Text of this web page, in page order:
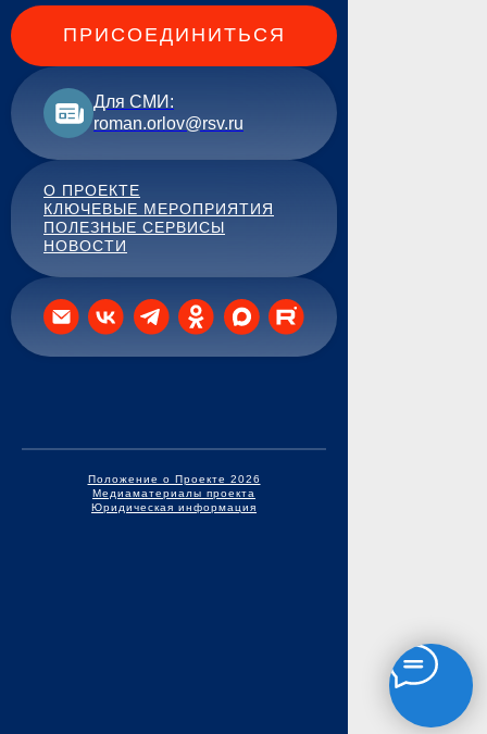
Положение о Проекте 2026
Медиаматериалы проекта
Юридическая информация
Для СМИ:
roman.orlov@rsv.ru
ПРИСОЕДИНИТЬСЯ
О ПРОЕКТЕ
КЛЮЧЕВЫЕ МЕРОПРИЯТИЯ
ПОЛЕЗНЫЕ СЕРВИСЫ
НОВОСТИ